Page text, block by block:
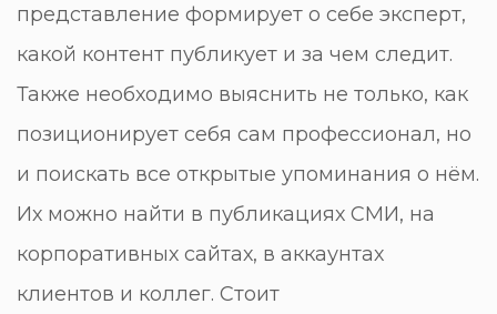
представление формирует о себе эксперт,
какой контент публикует и за чем следит.
Также необходимо выяснить не только, как
позиционирует себя сам профессионал, но
и поискать все открытые упоминания о нём.
Их можно найти в публикациях СМИ, на
корпоративных сайтах, в аккаунтах
клиентов и коллег. Стоит